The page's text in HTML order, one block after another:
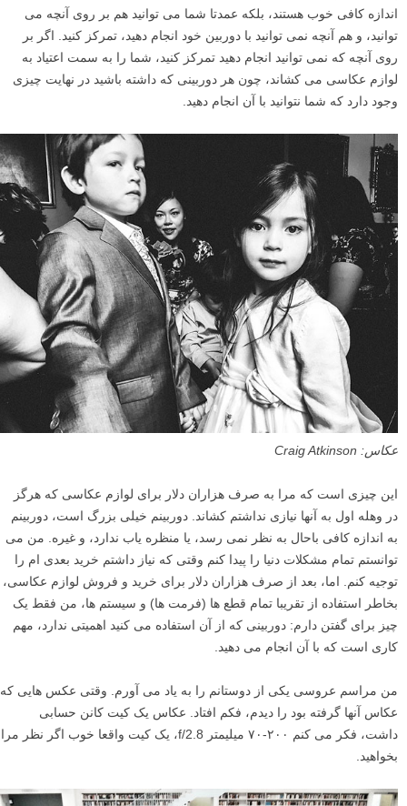
اندازه کافی خوب هستند، بلکه عمدتا شما می توانید هم بر روی آنچه می
توانید، و هم آنچه نمی توانید با دوربین خود انجام دهید، تمرکز کنید. اگر بر
روی آنچه که نمی توانید انجام دهید تمرکز کنید، شما را به سمت اعتیاد به
لوازم عکاسی می کشاند، چون هر دوربینی که داشته باشید در نهایت چیزی
وجود دارد که شما نتوانید با آن انجام دهید.
عکاس: Craig Atkinson
این چیزی است که مرا به صرف هزاران دلار برای لوازم عکاسی که هرگز
در وهله اول به آنها نیازی نداشتم کشاند. دوربینم خیلی بزرگ است، دوربینم
به اندازه کافی باحال به نظر نمی رسد، یا منظره یاب ندارد، و غیره. من می
توانستم تمام مشکلات دنیا را پیدا کنم وقتی که نیاز داشتم خرید بعدی ام را
توجیه کنم. اما، بعد از صرف هزاران دلار برای خرید و فروش لوازم عکاسی،
بخاطر استفاده از تقریبا تمام قطع ها (فرمت ها) و سیستم ها، من فقط یک
چیز برای گفتن دارم: دوربینی که از آن استفاده می کنید اهمیتی ندارد، مهم
کاری است که با آن انجام می دهید.
من مراسم عروسی یکی از دوستانم را به یاد می آورم. وقتی عکس هایی که
عکاس آنها گرفته بود را دیدم، فکم افتاد. عکاس یک کیت کانن حسابی
داشت، فکر می کنم ۲۰۰-۷۰ میلیمتر f/2.8، یک کیت واقعا خوب اگر نظر مرا
بخواهید.